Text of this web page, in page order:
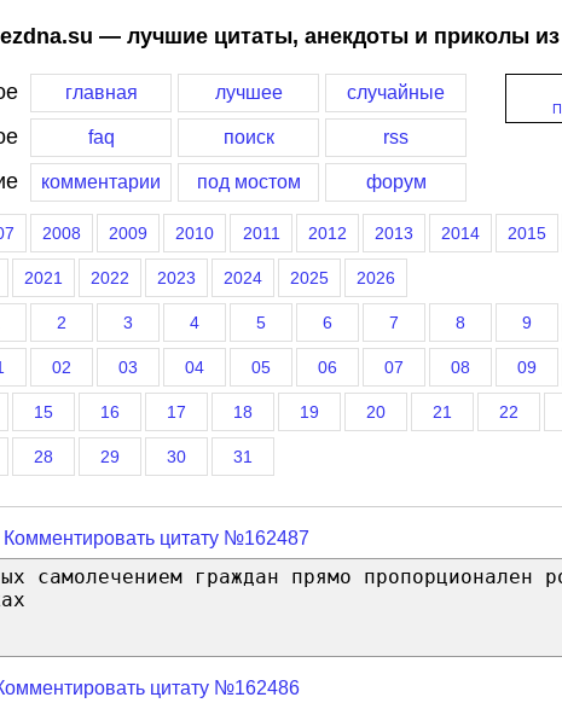
— лучшие цитаты, анекдоты и приколы
главная лучшее случайные
faq поиск rss
комментарии под мостом форум
2008 2009 2010 2011 2012 2013 2014 2015
2021 2022 2023 2024 2025 2026
2 3 4 5 6 7 8 9
02 03 04 05 06 07 08 09
15 16 17 18 19 20 21 22
28 29 30 31
Комментировать цитату №162487
самолечением граждан прямо пропорционален
цитату №162486